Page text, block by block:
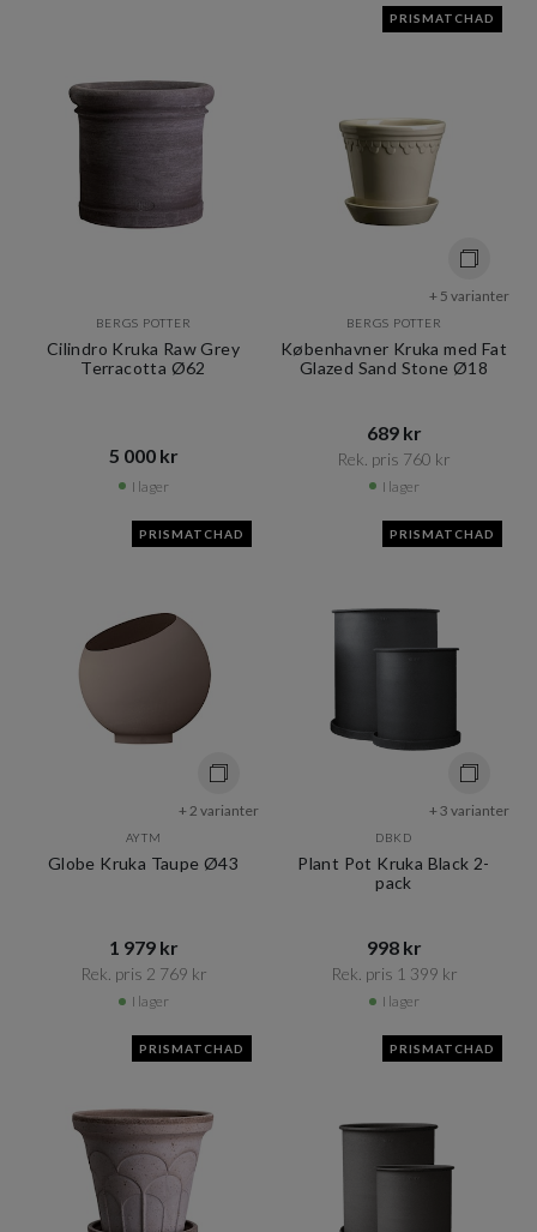
BERGS POTTER
Cilindro Kruka Raw Grey
Terracotta Ø62
5 000 kr​​
I lager
PRISMATCHAD
+ 5 varianter
BERGS POTTER
Københavner Kruka med Fat
Glazed Sand Stone Ø18
689 kr​​
Rek. pris 760 kr​​
I lager
PRISMATCHAD
+ 2 varianter
AYTM
Globe Kruka Taupe Ø43
1 979 kr​​
Rek. pris 2 769 kr​​
I lager
PRISMATCHAD
+ 3 varianter
DBKD
Plant Pot Kruka Black 2-
pack
998 kr​​
Rek. pris 1 399 kr​​
I lager
PRISMATCHAD PRISMATCHAD